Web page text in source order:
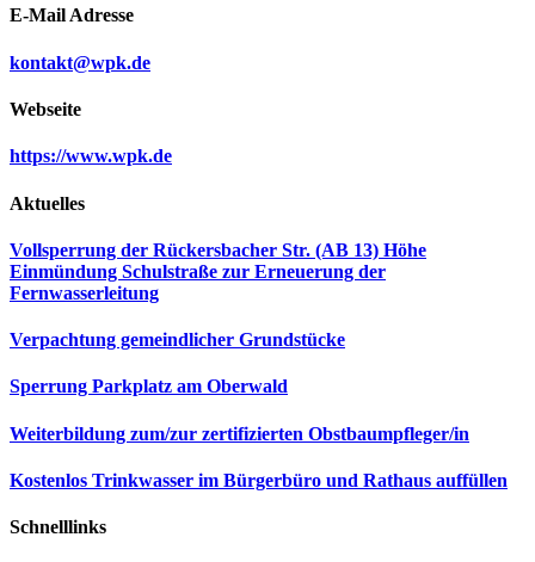
E-Mail Adresse
kontakt@wpk.de
Webseite
https://www.wpk.de
Aktuelles
Vollsperrung der Rückersbacher Str. (AB 13) Höhe
Einmündung Schulstraße zur Erneuerung der
Fernwasserleitung
Verpachtung gemeindlicher Grundstücke
Sperrung Parkplatz am Oberwald
Weiterbildung zum/zur zertifizierten Obstbaumpfleger/in
Kostenlos Trinkwasser im Bürgerbüro und Rathaus auffüllen
Schnelllinks